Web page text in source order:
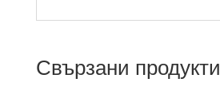
Свързани продукти